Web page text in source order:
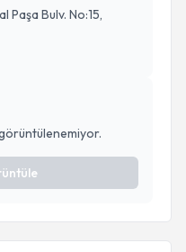
Paşa Bulv. No:15,